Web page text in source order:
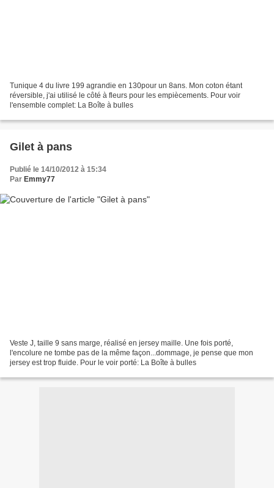
Tunique 4 du livre 199 agrandie en 130pour un 8ans. Mon coton étant
réversible, j'ai utilisé le côté à fleurs pour les empiècements. Pour voir
l'ensemble complet: La Boîte à bulles
Gilet à pans
Publié le 14/10/2012 à 15:34
Par Emmy77
Veste J, taille 9 sans marge, réalisé en jersey maille. Une fois porté,
l'encolure ne tombe pas de la même façon...dommage, je pense que mon
jersey est trop fluide. Pour le voir porté: La Boîte à bulles